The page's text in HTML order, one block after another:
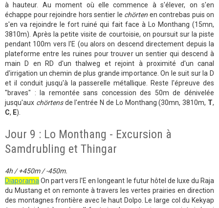
à hauteur. Au moment où elle commence à s'élever, on s'en
échappe pour rejoindre hors sentier le chörten en contrebas puis on
s'en va rejoindre le fort ruiné qui fait face à Lo Monthang (15mn,
3810m). Après la petite visite de courtoisie, on poursuit sur la piste
pendant 100m vers l'E (ou alors on descend directement depuis la
plateforme entre les ruines pour trouver un sentier qui descend à
main D en RD d'un thalweg et rejoint à proximité d'un canal
d'irrigation un chemin de plus grande importance. On le suit sur la D
et il conduit jusqu'à la passerelle métallique. Reste l'épreuve des
"braves" : la remontée sans concession des 50m de dénivelée
jusqu'aux chörtensde l'entrée N de Lo Monthang (30mn, 3810m, T,
C, E).
Jour 9 : Lo Monthang - Excursion à
Samdrubling et Thingar
4h / +450m / -450m.
Diaporama On part vers l'E en longeant le futur hôtel de luxe du Raja
du Mustang et on remonte à travers les vertes prairies en direction
des montagnes frontière avec le haut Dolpo. Le large col du Kekyap